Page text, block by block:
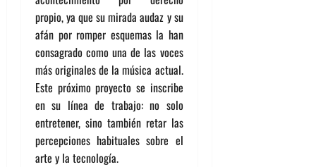
propio, ya que su mirada audaz y su
afán por romper esquemas la han
consagrado como una de las voces
más originales de la música actual.
Este próximo proyecto se inscribe
en su línea de trabajo: no solo
entretener, sino también retar las
percepciones habituales sobre el
arte y la tecnología.